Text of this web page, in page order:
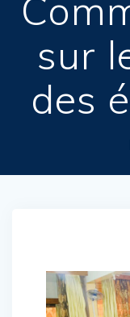
sur
des